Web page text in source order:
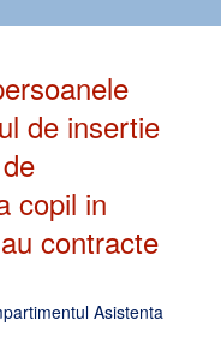
de insertie
copil in
contracte
Asistenta